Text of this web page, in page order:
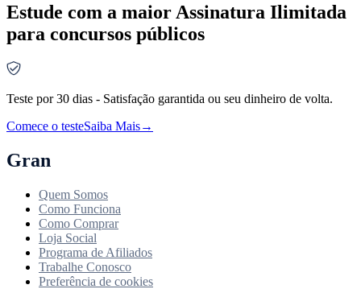
Estude com a maior Assinatura Ilimitada
para concursos públicos
Teste por 30 dias - Satisfação garantida ou seu dinheiro de volta.
Comece o testeSaiba Mais→
Gran
Quem Somos
Como Funciona
Como Comprar
Loja Social
Programa de Afiliados
Trabalhe Conosco
Preferência de cookies